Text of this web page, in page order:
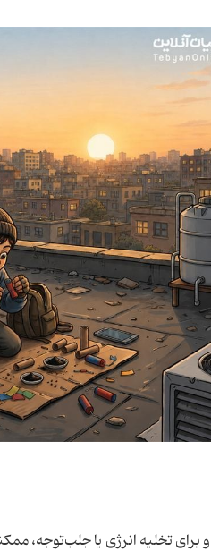
تخلیه انرژی یا جلب‌توجه،